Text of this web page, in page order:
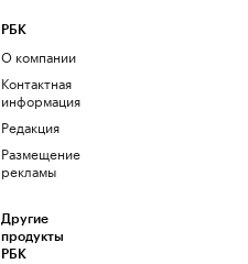
РБК
О компании
Контактная
информация
Редакция
Размещение
рекламы
Другие
продукты
РБК